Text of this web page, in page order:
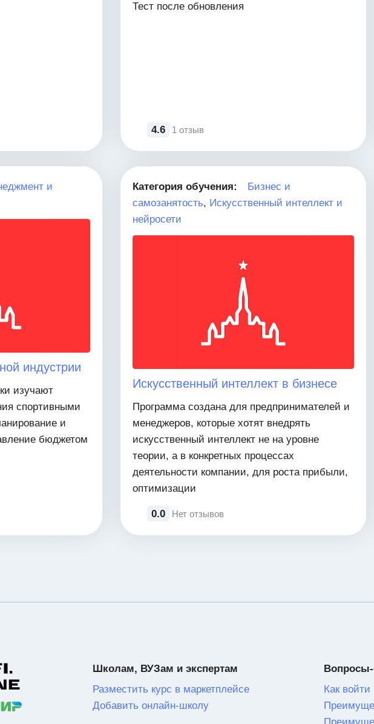
Тест после обновления
4.6 1 отзыв
и
индустрии
изучают
спортивными
и
бюджетом
Категория обучения:
Бизнес и
самозанятость, Искусственный интеллект и
нейросети
Искусственный интеллект в бизнесе
Программа создана для предпринимателей и
менеджеров, которые хотят внедрять
искусственный интеллект не на уровне
теории, а в конкретных процессах
деятельности компании, для роста прибыли,
оптимизации
0.0 Нет отзывов
Школам, ВУЗам и экспертам
Разместить курс в маркетплейсе
Добавить онлайн-школу
Как войти